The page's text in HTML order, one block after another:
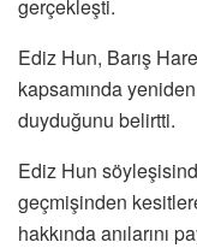
gerçekleşti.
Ediz Hun, Barış
kapsamında
duyduğunu belirtti.
Ediz Hun
geçmişinden
hakkında anılarını